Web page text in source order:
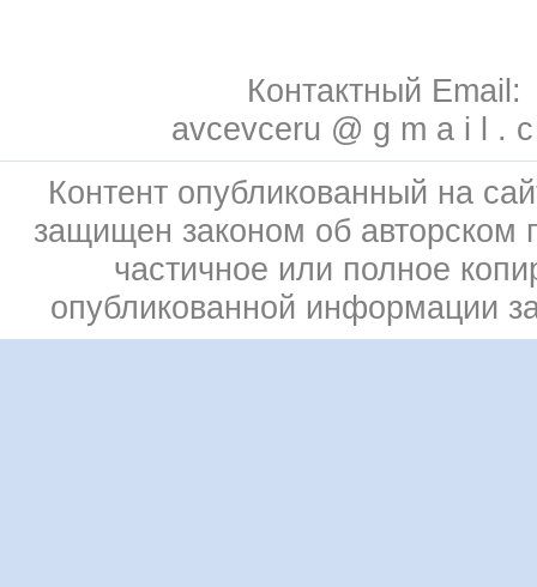
Контактный Email:
avcevceru @ g m a i l .
Контент опубликованный на
защищен законом об авторском
частичное или полное
опубликованной информации